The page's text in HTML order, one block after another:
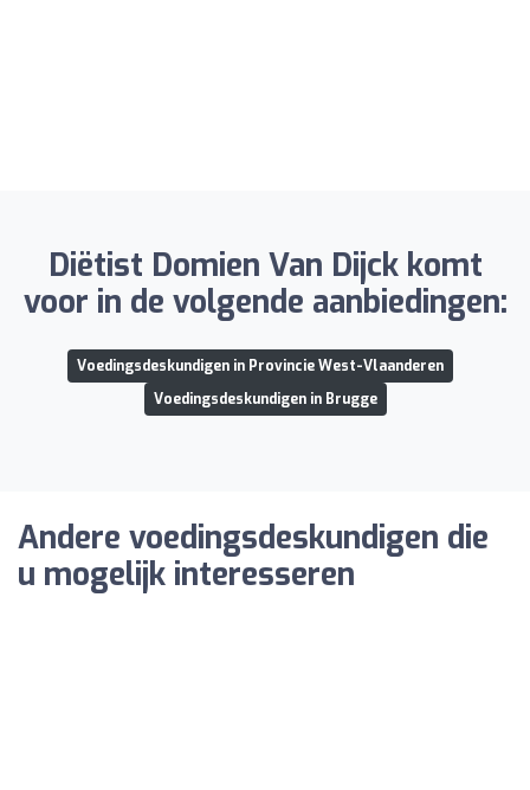
Diëtist Domien Van Dijck komt
voor in de volgende aanbiedingen:
Voedingsdeskundigen in Provincie West-Vlaanderen
Voedingsdeskundigen in Brugge
Andere voedingsdeskundigen die
u mogelijk interesseren